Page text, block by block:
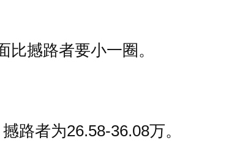
比撼路者要小一圈。
路者为26.58-36.08万。